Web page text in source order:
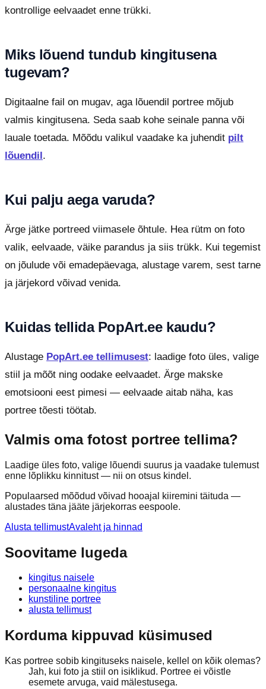
kontrollige eelvaadet enne trükki.
Miks lõuend tundub kingitusena
tugevam?
Digitaalne fail on mugav, aga lõuendil portree mõjub
valmis kingitusena. Seda saab kohe seinale panna või
lauale toetada. Mõõdu valikul vaadake ka juhendit pilt
lõuendil.
Kui palju aega varuda?
Ärge jätke portreed viimasele õhtule. Hea rütm on foto
valik, eelvaade, väike parandus ja siis trükk. Kui tegemist
on jõulude või emadepäevaga, alustage varem, sest tarne
ja järjekord võivad venida.
Kuidas tellida PopArt.ee kaudu?
Alustage PopArt.ee tellimusest: laadige foto üles, valige
stiil ja mõõt ning oodake eelvaadet. Ärge makske
emotsiooni eest pimesi — eelvaade aitab näha, kas
portree tõesti töötab.
Valmis oma fotost portree tellima?
Laadige üles foto, valige lõuendi suurus ja vaadake tulemust
enne lõplikku kinnitust — nii on otsus kindel.
Populaarsed mõõdud võivad hooajal kiiremini täituda —
alustades täna jääte järjekorras eespoole.
Alusta tellimustAvaleht ja hinnad
Soovitame lugeda
kingitus naisele
personaalne kingitus
kunstiline portree
alusta tellimust
Korduma kippuvad küsimused
Kas portree sobib kingituseks naisele, kellel on kõik olemas?
Jah, kui foto ja stiil on isiklikud. Portree ei võistle
esemete arvuga, vaid mälestusega.